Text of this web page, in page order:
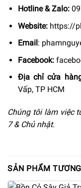
Hotline & Zalo:
Website: https://
Email:
Facebook:
Địa chỉ cửa
Vấp, TP HCM
Chúng tôi làm việc
7 & Chủ nhật.
SẢN PHẨM